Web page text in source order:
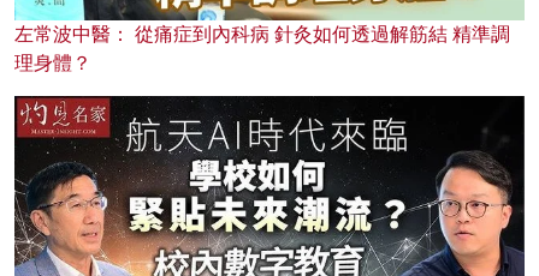
左常波中醫： 從痛症到內科病 針灸如何透過解筋結 精準調
理身體？